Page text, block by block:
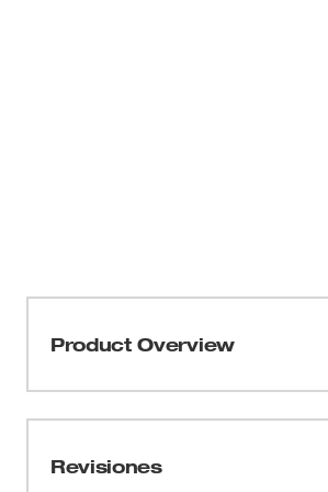
Product Overview
con un diseño innovador de
Revisiones